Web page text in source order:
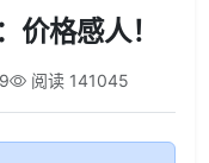
格感人！
阅读 141045